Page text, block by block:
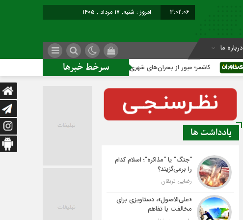
3:02:07 امروز : شنبه, ۱۷ مرداد , ۱۴۰۵
درباره ما
سرخط خبرهاکاشمر؛ عبور از بحران‌های شهری با نقشه راه عملیاتی
یادداشت ها
“جنگ” یا “مذاکره”؛ اسلام کدام
را برمی‌گزیند؟
رضایی تربقان
«علی‌الاصول»، دستاویزی برای
مخالفت با تفاهم